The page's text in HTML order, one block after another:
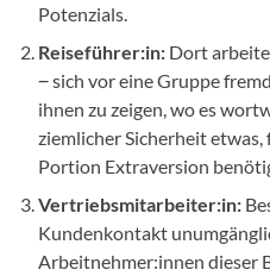
Potenzials.
Reiseführer:in: Dort
‒ sich vor eine Gruppe
ihnen zu zeigen, wo es
ziemlicher Sicherheit
Portion Extraversion
Vertriebsmitarbeiter:in:
Kundenkontakt
Arbeitnehmer:innen dieser